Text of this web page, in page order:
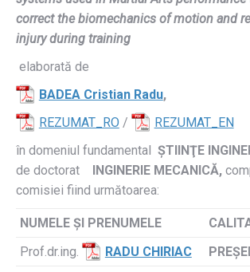
correct the biomechanics of motion and
injury during training
elaborată de
BADEA Cristian Radu,
REZUMAT_RO /
REZUMAT_EN
în domeniul fundamental ȘTIINŢE
de doctorat INGINERIE MECANICĂ,
comisiei fiind următoarea:
NUMELE ŞI PRENUMELE
Prof.dr.ing.
RADU CHIRIAC